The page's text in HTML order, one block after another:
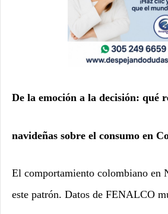
De la emoción a la decisión: qué
navideñas sobre el consumo en
El comportamiento colombiano en
este patrón. Datos de FENALCO